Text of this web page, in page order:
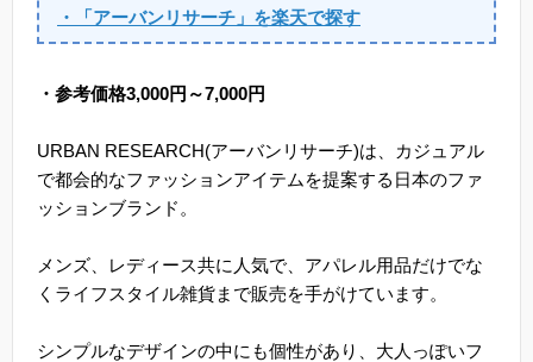
・「アーバンリサーチ」を楽天で探す
・参考価格3,000円～7,000円
URBAN RESEARCH(アーバンリサーチ)は、カジュアル
で都会的なファッションアイテムを提案する日本のファ
ッションブランド。
メンズ、レディース共に人気で、アパレル用品だけでな
くライフスタイル雑貨まで販売を手がけています。
シンプルなデザインの中にも個性があり、大人っぽいフ